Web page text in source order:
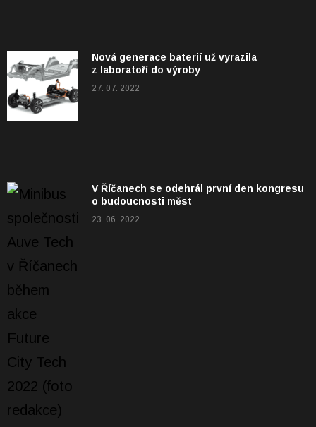
Nová generace baterií už vyrazila
z laboratoří do výroby
27. 07. 2022
V Říčanech se odehrál první den kongresu
o budoucnosti měst
23. 06. 2022